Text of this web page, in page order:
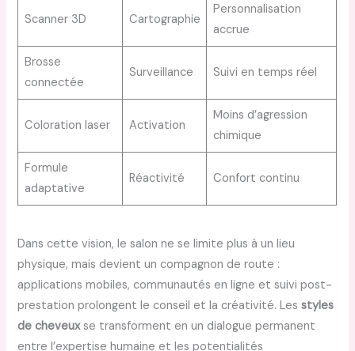
Scanner 3D Cartographie
Personnalisation
accrue
Brosse
connectée
Surveillance Suivi en temps réel
Coloration laser Activation
Moins d’agression
chimique
Formule
adaptative
Réactivité Confort continu
Dans cette vision, le salon ne se limite plus à un lieu
physique, mais devient un compagnon de route :
applications mobiles, communautés en ligne et suivi post-
prestation prolongent le conseil et la créativité. Lesstyles
de cheveuxse transforment en un dialogue permanent
entre l’expertise humaine et les potentialités